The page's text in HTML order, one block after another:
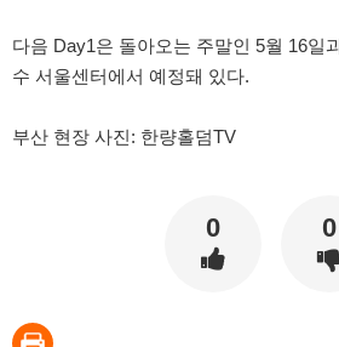
다음 Day1은 돌아오는 주말인 5월 16일
수 서울센터에서 예정돼 있다.
부산 현장 사진: 한량홀덤TV
0 0